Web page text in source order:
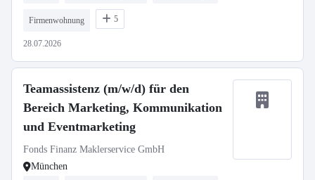
Firmenwohnung 5
28.07.2026
Teamassistenz (m/w/d) für den
Bereich Marketing, Kommunikation
und Eventmarketing
Fonds Finanz Maklerservice GmbH
München